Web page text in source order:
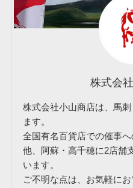
株式会
株式会社小山商店は、馬
ます。
全国有名百貨店での催事
他、阿蘇・高千穂に2店舗
います。
ご不明な点は、お気軽にお